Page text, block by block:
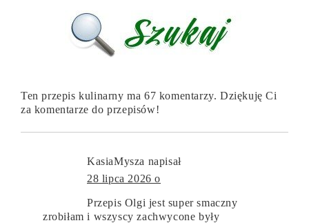
Ten przepis kulinarny ma 67 komentarzy. Dziękuję Ci
za komentarze do przepisów!
KasiaMysza napisał
28 lipca 2026 o
Przepis Olgi jest super smaczny
zrobiłam i wszyscy zachwycone były